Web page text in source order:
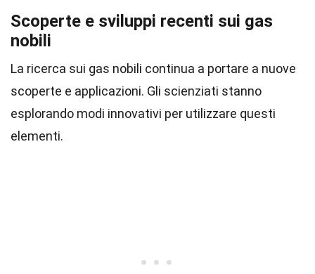
Scoperte e sviluppi recenti sui gas
nobili
La ricerca sui gas nobili continua a portare a nuove
scoperte e applicazioni. Gli scienziati stanno
esplorando modi innovativi per utilizzare questi
elementi.